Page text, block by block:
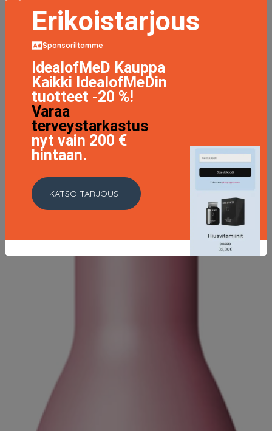
LISÄTIETOJA
Erikoistarjous
Sponsoriltamme
IdealofMeD Kauppa
Kaikki IdealofMeDin
tuotteet -20 %!
Varaa
terveystarkastus
nyt vain 200 €
hintaan.
KATSO TARJOUS